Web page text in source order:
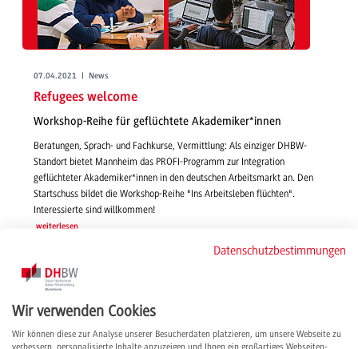
07.04.2021 | News
Refugees welcome
Workshop-Reihe für geflüchtete Akademiker*innen
Beratungen, Sprach- und Fachkurse, Vermittlung: Als einziger DHBW-
Standort bietet Mannheim das PROFI-Programm zur Integration
geflüchteter Akademiker*innen in den deutschen Arbeitsmarkt an. Den
Startschuss bildet die Workshop-Reihe "Ins Arbeitsleben flüchten".
Interessierte sind willkommen!
weiterlesen
Datenschutzbestimmungen
Wir verwenden Cookies
Wir können diese zur Analyse unserer Besucherdaten platzieren, um unsere Webseite zu
verbessern, personalisierte Inhalte anzuzeigen und Ihnen ein großartiges Webseiten-